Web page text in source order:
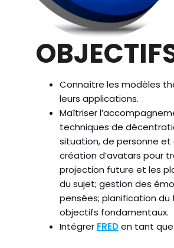
Connaître les modèles
leurs applications.
Maîtriser
techniques de
situation, de personne et
création d’avatars pour
projection future et les
du sujet; gestion des
pensées; planification du
objectifs fondamentaux.
Intégrer FREDen tant que